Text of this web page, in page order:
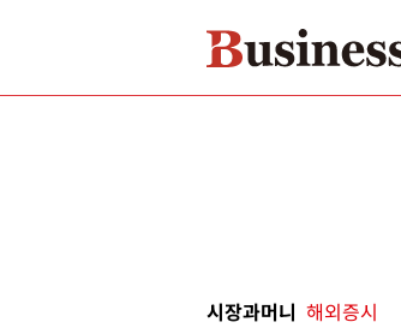
시장과머니 해외증시